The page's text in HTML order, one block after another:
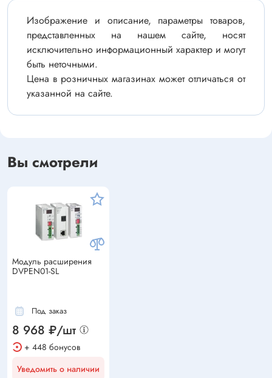
Изображение и описание, параметры товаров,
представленных на нашем сайте, носят
исключительно информационный характер и могут
быть неточными.
Цена в розничных магазинах может отличаться от
указанной на сайте.
Вы смотрели
Модуль расширения
DVPEN01-SL
Под заказ
8 968 ₽/шт
+ 448 бонусов
Уведомить о наличии